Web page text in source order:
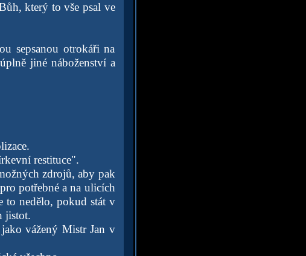
který to vše psal ve
sepsanou otrokáři na
jiné náboženství a
restituce".
zdrojů, aby pak
potřebné a na ulicích
to nedělo, pokud stát v
jistot.
vážený Mistr Jan v